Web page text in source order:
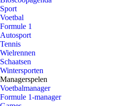
Sport
Voetbal
Formule 1
Autosport
Tennis
Wielrennen
Schaatsen
Wintersporten
Managerspelen
Voetbalmanager
Formule 1-manager